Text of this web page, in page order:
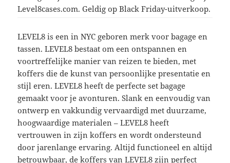
Level8cases.com. Geldig op Black Friday-uitverkoop.
LEVEL8 is een in NYC geboren merk voor bagage en
tassen. LEVEL8 bestaat om een ontspannen en
voortreffelijke manier van reizen te bieden, met
koffers die de kunst van persoonlijke presentatie en
stijl eren. LEVEL8 heeft de perfecte set bagage
gemaakt voor je avonturen. Slank en eenvoudig van
ontwerp en vakkundig vervaardigd met duurzame,
hoogwaardige materialen – LEVEL8 heeft
vertrouwen in zijn koffers en wordt ondersteund
door jarenlange ervaring. Altijd functioneel en altijd
betrouwbaar, de koffers van LEVEL8 zijn perfect